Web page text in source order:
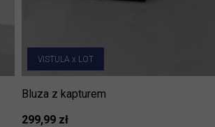
VISTULA x LOT
Bluza z kapturem
299,99 zł